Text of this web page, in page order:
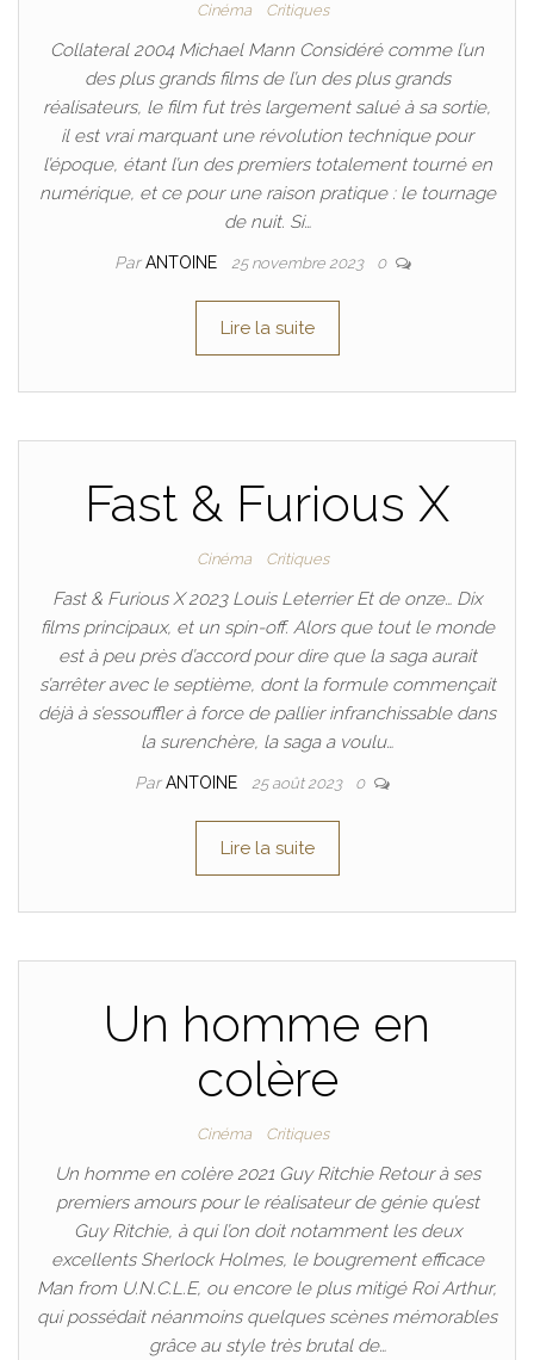
Cinéma Critiques
Collateral 2004 Michael Mann Considéré comme l’un
des plus grands films de l’un des plus grands
réalisateurs, le film fut très largement salué à sa sortie,
il est vrai marquant une révolution technique pour
l’époque, étant l’un des premiers totalement tourné en
numérique, et ce pour une raison pratique : le tournage
de nuit. Si…
ParANTOINE 25 novembre 2023 0
Lire la suite
Fast & Furious X
Cinéma Critiques
Fast & Furious X 2023 Louis Leterrier Et de onze… Dix
films principaux, et un spin-off. Alors que tout le monde
est à peu près d’accord pour dire que la saga aurait
s’arrêter avec le septième, dont la formule commençait
déjà à s’essouffler à force de pallier infranchissable dans
la surenchère, la saga a voulu…
ParANTOINE 25 août 2023 0
Lire la suite
Un homme en
colère
Cinéma Critiques
Un homme en colère 2021 Guy Ritchie Retour à ses
premiers amours pour le réalisateur de génie qu’est
Guy Ritchie, à qui l’on doit notamment les deux
excellents Sherlock Holmes, le bougrement efficace
Man from U.N.C.L.E, ou encore le plus mitigé Roi Arthur,
qui possédait néanmoins quelques scènes mémorables
grâce au style très brutal de…